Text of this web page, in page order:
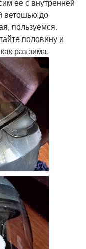
ее с внутренней
ветошью до
пользуемся.
половину и
раз зима.